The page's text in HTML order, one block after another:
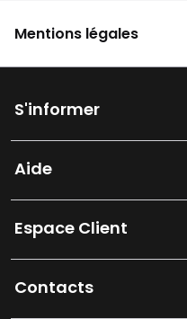
Mentions légales
S'informer
Aide
Espace Client
Contacts